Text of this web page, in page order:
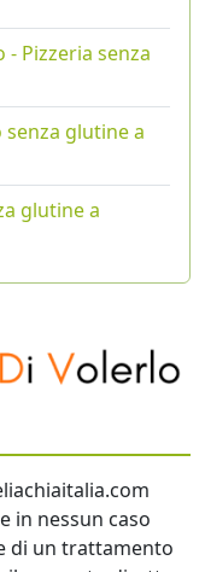
- Pizzeria senza
glutine a
glutine a
in nessun caso
di un trattamento